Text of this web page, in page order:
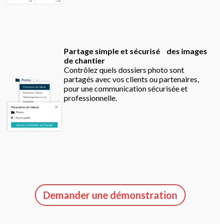
Partage simple et sécurisé des images
de chantier
Contrôlez quels dossiers photo sont
partagés avec vos clients ou partenaires,
pour une communication sécurisée et
professionnelle.
Demander une démonstration